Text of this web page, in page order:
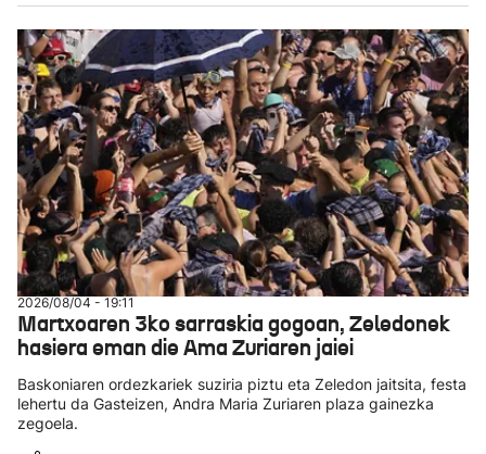
2026/08/04 - 19:11
Martxoaren 3ko sarraskia gogoan, Zeledonek
hasiera eman die Ama Zuriaren jaiei
Baskoniaren ordezkariek suziria piztu eta Zeledon jaitsita, festa
lehertu da Gasteizen, Andra Maria Zuriaren plaza gainezka
zegoela.